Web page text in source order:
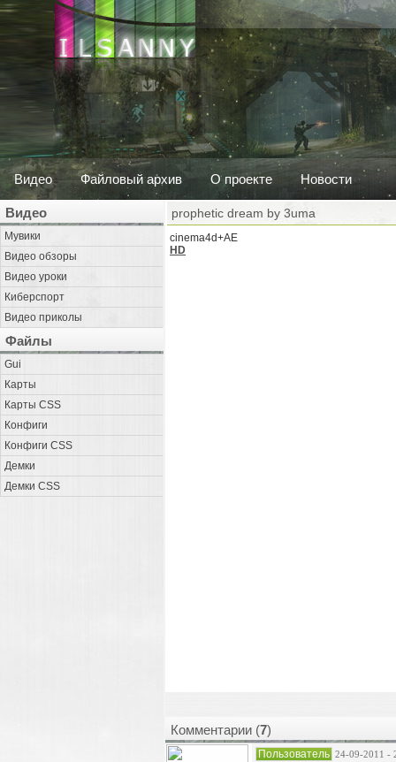
Видео Файловый архив О проекте Новости
Видео
Мувики
Видео обзоры
Видео уроки
Киберспорт
Видео приколы
Файлы
Gui
Карты
Карты CSS
Конфиги
Конфиги CSS
Демки
Демки CSS
prophetic dream by 3uma
cinema4d+AE
HD
Комментарии (7)
Пользователь 24-09-2011 -